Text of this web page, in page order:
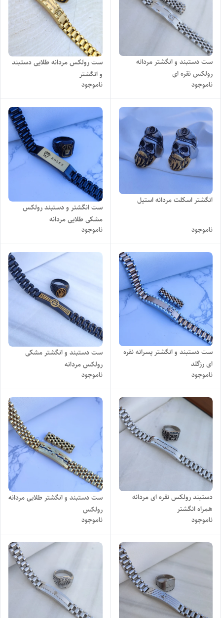
ست دستبند و انگشتر مردانه
رولکس نقره ای
ناموجود
ست رولکس مردانه طلایی دستبند
و انگشتر
ناموجود
انگشتر اسکلت مردانه استیل
ناموجود
ست انگشتر و دستبند رولکس
مشکی طلایی مردانه
ناموجود
ست دستبند و انگشتر پسرانه نقره
ای رزگلد
ناموجود
ست دستبند و انگشتر مشکی
رولکس مردانه
ناموجود
دستبند رولکس نقره ای مردانه
همراه انگشتر
ناموجود
ست دستبند و انگشتر طلایی مردانه
رولکس
ناموجود